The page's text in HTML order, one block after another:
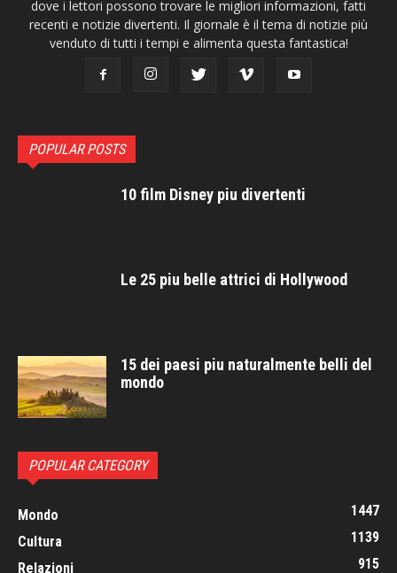
dove i lettori possono trovare le migliori informazioni, fatti
recenti e notizie divertenti. Il giornale è il tema di notizie più
venduto di tutti i tempi e alimenta questa fantastica!
POPULAR POSTS
10 film Disney piu divertenti
Le 25 piu belle attrici di Hollywood
15 dei paesi piu naturalmente belli del
mondo
POPULAR CATEGORY
Mondo
1447
Cultura
1139
Relazioni
915